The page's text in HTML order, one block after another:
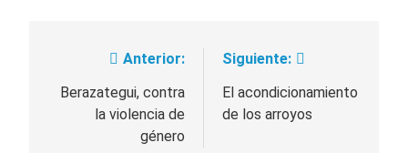
Navegación
de
Anterior:
Berazategui, contra
la violencia de
género
Siguiente:
El acondicionamiento
de los arroyos